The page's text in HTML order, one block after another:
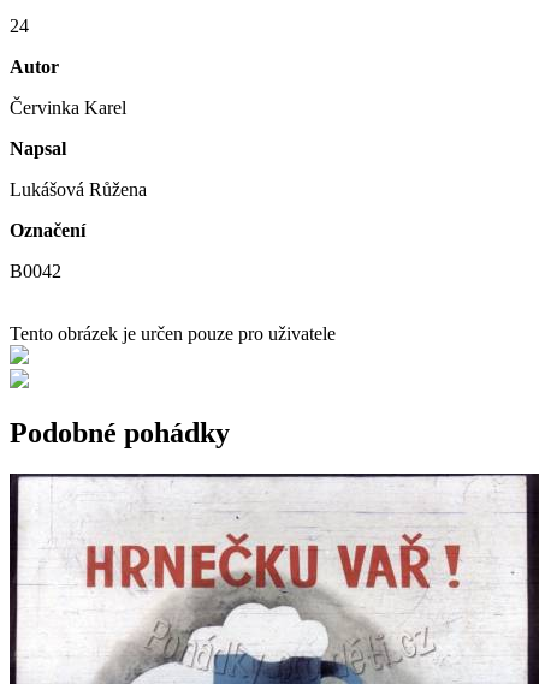
24
Autor
Červinka Karel
Napsal
Lukášová Růžena
Označení
B0042
Tento obrázek je určen pouze pro uživatele
Podobné pohádky